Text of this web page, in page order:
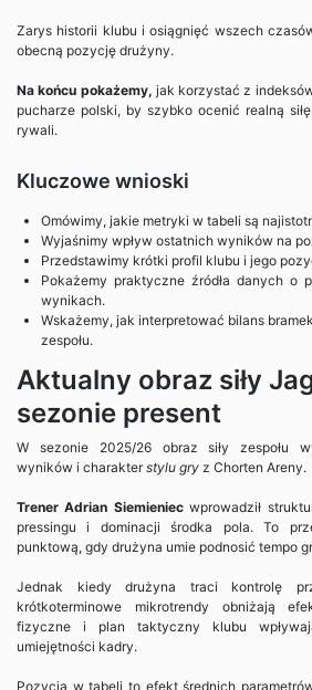
Zarys historii klubu i osiągnięć wszech
obecną pozycję drużyny.
Na końcu pokażemy, jak korzystać z
pucharze polski, by szybko ocenić realną
rywali.
Kluczowe wnioski
Omówimy, jakie metryki w tabeli są
Wyjaśnimy wpływ ostatnich wyników na
Przedstawimy krótki profil klubu i jego
Pokażemy praktyczne źródła danych o
wynikach.
Wskażemy, jak interpretować bilans
zespołu.
Aktualny obraz siły
sezonie present
W sezonie 2025/26 obraz siły zespołu
wyników i charakterstylu gry z Chorten Areny.
Trener Adrian Siemieniecwprowadził
pressingu i dominacji środka pola. To
punktową, gdy drużyna umie podnosić tempo
Jednak kiedy drużyna traci kontrolę
krótkoterminowe mikrotrendy obniżają
fizyczne i plan taktyczny klubu
umiejętności kadry.
Pozycja w tabeli to efekt średnich